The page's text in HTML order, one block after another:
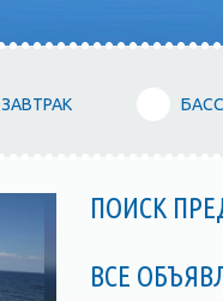
ЗАВТРАК
ПОИСК
ВСЕ